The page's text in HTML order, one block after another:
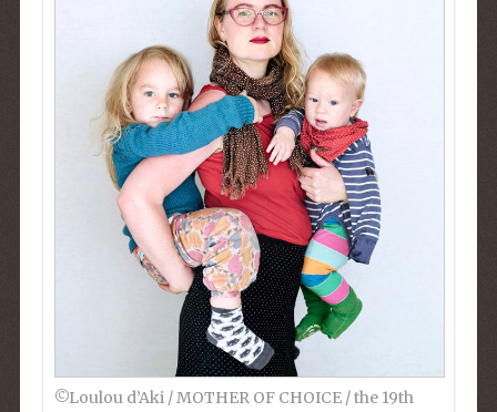
©︎Loulou d’Aki / MOTHER OF CHOICE / the 19th